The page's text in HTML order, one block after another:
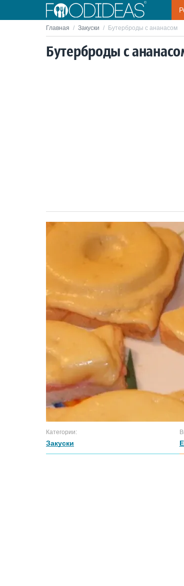
Главная / Закуски / Бутерброды с ананасом
Бутерброды с
Категории:
Закуски